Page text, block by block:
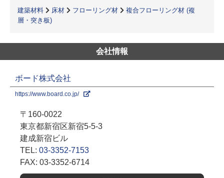
建築材料 床材 フローリング材
複合フローリング材 (複
層・突き板)
会社情報
ボード株式会社
https://www.board.co.jp/
〒160-0022
東京都新宿区新宿5-5-3
建成新宿ビル
TEL: 03-3352-7153
FAX: 03-3352-6714